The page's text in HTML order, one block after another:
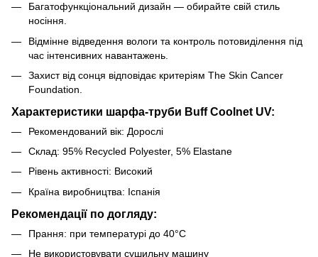
Багатофункціональний дизайн — обирайте свій стиль
носіння.
Відмінне відведення вологи та контроль потовиділення під
час інтенсивних навантажень.
Захист від сонця відповідає критеріям The Skin Cancer
Foundation.
Характеристики шарфа-труби Buff Coolnet UV:
Рекомендований вік: Дорослі
Склад: 95% Recycled Polyester, 5% Elastane
Рівень активності: Високий
Країна виробництва: Іспанія
Рекомендації по догляду:
Прання: при температурі до 40°C
Не використовувати сушильну машину